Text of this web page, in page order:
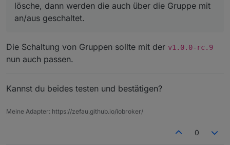
nächste Release
lösche, dann werden die auch über die Gruppe mit
an/aus geschaltet.
Die Schaltung von Gruppen sollte mit der v1.0.0-rc.9
nun auch passen.
Kannst du beides testen und bestätigen?
Meine Adapter: https://zefau.github.io/iobroker/
0